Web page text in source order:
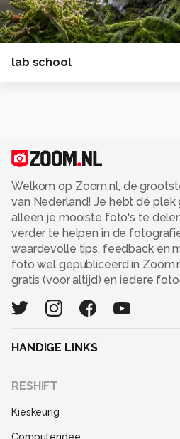
lab school
Welkom op Zoom.nl, de
van Nederland! Je hebt dé
alleen je mooiste foto's te
verder te helpen in de
waardevolle tips, feedback en
foto wel gepubliceerd in
gratis (voor altijd) en iedere
HANDIGE LINKS
RESHIFT
Kieskeurig